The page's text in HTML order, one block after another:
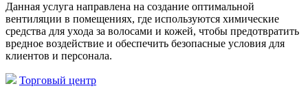
Данная услуга направлена на создание оптимальной
вентиляции в помещениях, где используются химические
средства для ухода за волосами и кожей, чтобы предотвратить
вредное воздействие и обеспечить безопасные условия для
клиентов и персонала.
Торговый центр